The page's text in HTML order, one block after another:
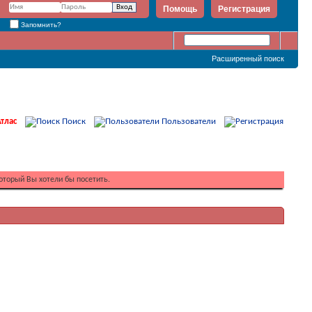
Регистрация
Помощь
Запомнить?
Расширенный поиск
Поиск
Пользователи
Вы хотели бы посетить.